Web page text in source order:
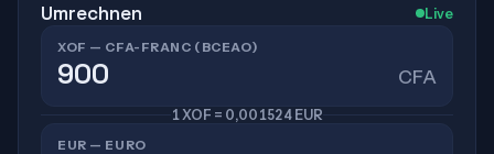
Umrechnen Live
XOF — CFA-FRANC (BCEAO)
CFA
1 XOF = 0,001524 EUR
EUR — EURO